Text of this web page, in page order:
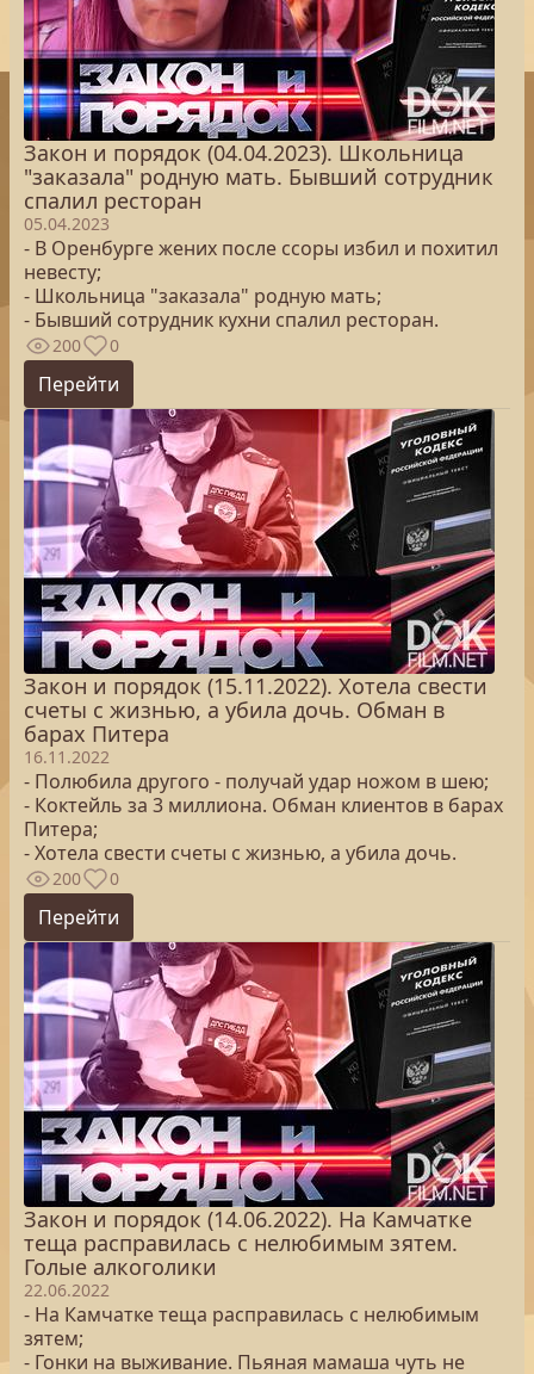
Закон и порядок (04.04.2023). Школьница
"заказала" родную мать. Бывший сотрудник
спалил ресторан
05.04.2023
- В Оренбурге жених после ссоры избил и похитил
невесту;
- Школьница "заказала" родную мать;
- Бывший сотрудник кухни спалил ресторан.
200 0
Перейти
Закон и порядок (15.11.2022). Хотела свести
счеты с жизнью, а убила дочь. Обман в
барах Питера
16.11.2022
- Полюбила другого - получай удар ножом в шею;
- Коктейль за 3 миллиона. Обман клиентов в барах
Питера;
- Хотела свести счеты с жизнью, а убила дочь.
200 0
Перейти
Закон и порядок (14.06.2022). На Камчатке
теща расправилась с нелюбимым зятем.
Голые алкоголики
22.06.2022
- На Камчатке теща расправилась с нелюбимым
зятем;
- Гонки на выживание. Пьяная мамаша чуть не